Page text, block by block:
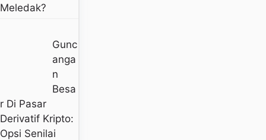
Meledak?
Gunc
Anga
N
Besa
R Di Pasar
Derivatif Kripto:
Opsi Senilai